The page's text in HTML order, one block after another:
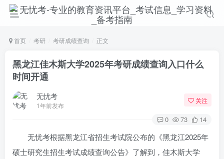
首页 考研 考研成绩查询 正文
黑龙江佳木斯大学2025年考研成绩查询入口什么
时间开通
无忧考
1年前发布
关注
0 73 14
无忧考根据黑龙江省招生考试院公布的《黑龙江2025年
硕士研究生招生考试成绩查询公告》了解到，佳木斯大学